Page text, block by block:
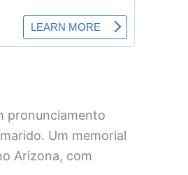
pronunciamento
Um memorial
Arizona, com